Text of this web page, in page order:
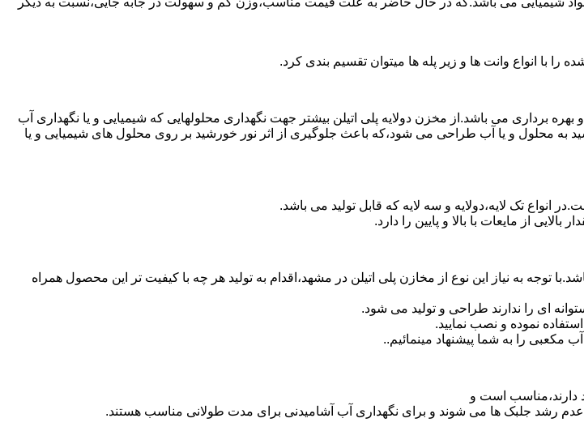
با انواع وانت ها و زیر پله ها میتوان تقسیم بندی کرد.
بهره برداری می باشد.از مخزن دولایه پلی اتیلن بیشتر جهت نگهداری محلولهایی که شیمیایی و یا نگهداری آب
به محلول و یا آب طراحی می شود،که باعث جلوگیری از اثر نور خورشید بر روی محلول های شیمیایی و یا
از مایعات با بالا و پایین را دارد.
ایده نوآوران می باشد.با توجه به نیاز این نوع از مخازن پلی اتیلن در مشهد،اقدام به تولید هر چه با کیفیت تر این محصول همراه
ای را ندارند طراحی و تولید می شود.
نموده و نصب نمایید.
را به شما پیشنهاد مینمائیم..
است و
عدم رشد جلبک ها می شوند و برای نگهداری آب آشامیدنی برای مدت طولانی مناسب هستند.